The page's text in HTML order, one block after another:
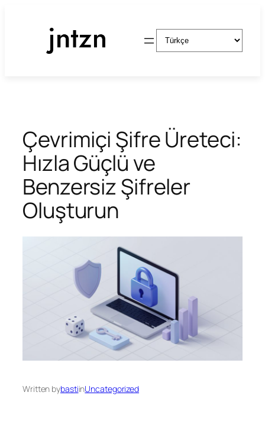
Dil
Seç
Çevrimiçi Şifre Üreteci:
Hızla Güçlü ve
Benzersiz Şifreler
Oluşturun
Written bybastiinUncategorized